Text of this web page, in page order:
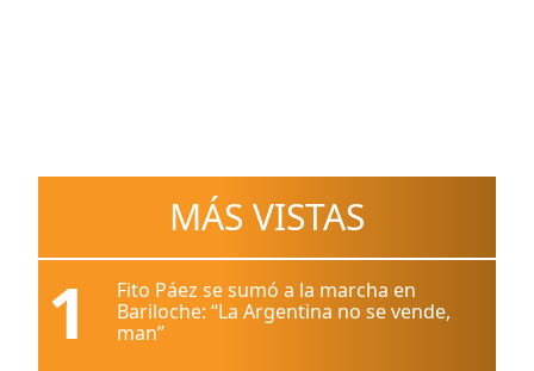
MÁS VISTAS
1
Fito Páez se sumó a la marcha en
Bariloche: “La Argentina no se vende,
man”